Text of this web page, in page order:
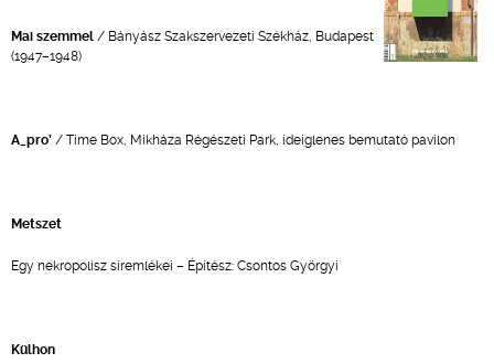
Mai szemmel / Bányász Szakszervezeti Székház, Budapest
(1947–1948)
A_pro’ / Time Box, Mikháza Régészeti Park, ideiglenes bemutató pavilon
Metszet
Egy nekropolisz síremlékei – Építész: Csontos Györgyi
Külhon